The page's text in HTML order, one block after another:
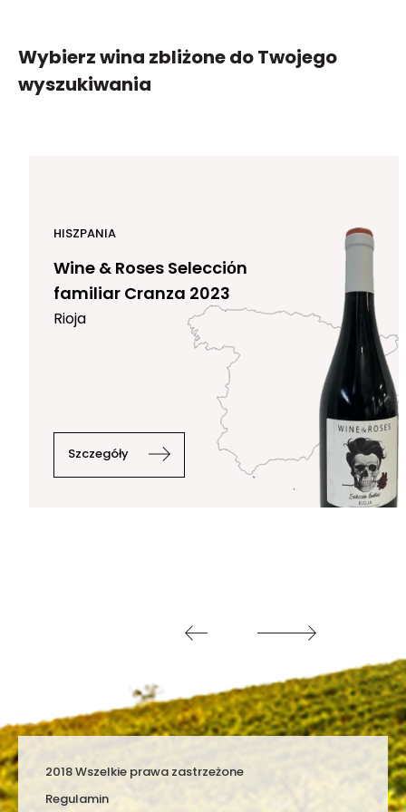
gładkości i aksamitności smaku.
Wybierz wina zbliżonedo Twojego
wyszukiwania
HISZPANIA
Wine & Roses Selecciόn
familiar Cranza 2023
Rioja
Szczegóły
2018 Wszelkie prawa zastrzeżone
Regulamin